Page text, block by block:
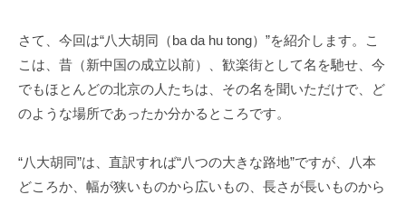
さて、今回は“八大胡同（ba da hu tong） ”を紹介します。こ
こは、昔（新中国の成立以前）、歓楽街として名を馳せ、今
でもほとんどの北京の人たちは、その名を聞いただけで、ど
のような場所であったか分かるところです。
“八大胡同”は、直訳すれば“八つの大きな路地”ですが、八本
どころか、幅が狭いものから広いもの、長さが長いものから